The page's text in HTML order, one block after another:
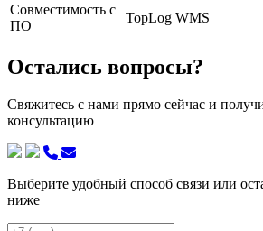
Совместимость с
ПО
TopLog WMS
Остались вопросы?
Свяжитесь с нами прямо сейчас и
консультацию
Выберите удобный способ связи или
ниже